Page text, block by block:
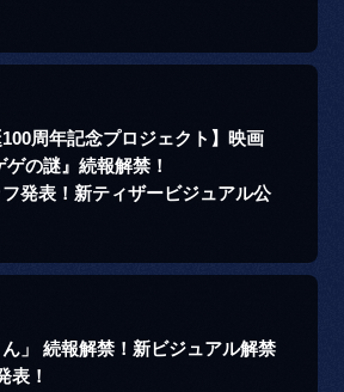
100周年記念プロジェクト】映画
ゲの謎』続報解禁！
発表！新ティザービジュアル公
」 続報解禁！新ビジュアル解禁
表！